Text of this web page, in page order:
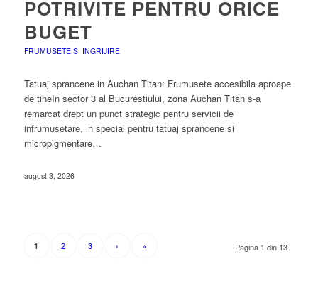
POTRIVITE PENTRU ORICE
BUGET
FRUMUSETE SI INGRIJIRE
Tatuaj sprancene in Auchan Titan: Frumusete accesibila aproape
de tineIn sector 3 al Bucurestiului, zona Auchan Titan s-a
remarcat drept un punct strategic pentru servicii de
infrumusetare, in special pentru tatuaj sprancene si
micropigmentare…
august 3, 2026
Pagina 1 din 13
1 2 3 › »